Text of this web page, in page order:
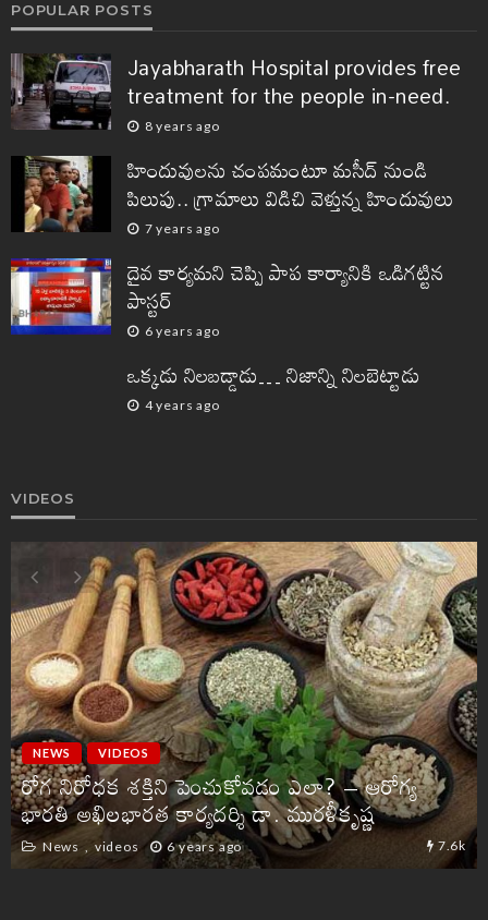
POPULAR POSTS
Jayabharath Hospital provides free
treatment for the people in-need.
8 years ago
హిందువులను చంపమంటూ మసీద్ నుండి
పిలుపు.. గ్రామాలు విడిచి వెళ్తున్న హిందువులు
7 years ago
దైవ కార్యమని చెప్పి పాప కార్యానికి ఒడిగట్టిన
పాస్టర్
6 years ago
ఒక్కడు నిలబడ్డాడు… నిజాన్ని నిలబెట్టాడు
4 years ago
VIDEOS
NEWS VIDEOS
రోగ నిరోధక శక్తిని పెంచుకోవడం ఎలా? – ఆరోగ్య
భారతి అఖిలభారత కార్యదర్శి డా. మురళీకృష్ణ
News videos 6 years ago 7.6k